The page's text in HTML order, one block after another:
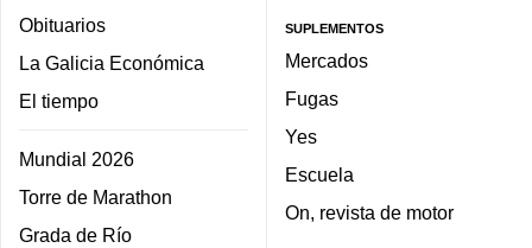
Obituarios
La Galicia Económica
El tiempo
Mundial 2026
Torre de Marathon
Grada de Río
SUPLEMENTOS
Mercados
Fugas
Yes
Escuela
On, revista de motor